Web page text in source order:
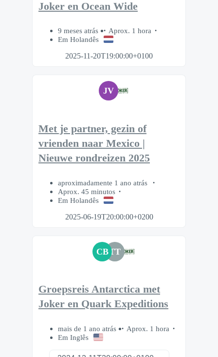
Joker en Ocean Wide
9 meses atrás
Aprox. 1 hora
Em Holandês
2025-11-20T19:00:00+0100
JV
Met je partner, gezin of
vrienden naar Mexico |
Nieuwe rondreizen 2025
aproximadamente 1 ano atrás
Aprox. 45 minutos
Em Holandês
2025-06-19T20:00:00+0200
CB TT
Groepsreis Antarctica met
Joker en Quark Expeditions
mais de 1 ano atrás
Aprox. 1 hora
Em Inglês